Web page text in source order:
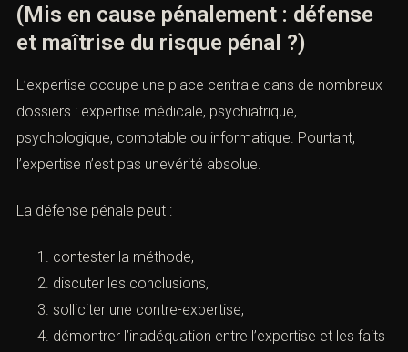
(Mis en cause pénalement : défense
et maîtrise du risque pénal ?)
L’expertise occupe une place centrale dans de nombreux
dossiers : expertise médicale, psychiatrique,
psychologique, comptable ou informatique. Pourtant,
l’expertise n’est pas unevérité absolue.
La défense pénale peut :
contester la méthode,
discuter les conclusions,
solliciter une contre-expertise,
démontrer l’inadéquation entre l’expertise et les faits